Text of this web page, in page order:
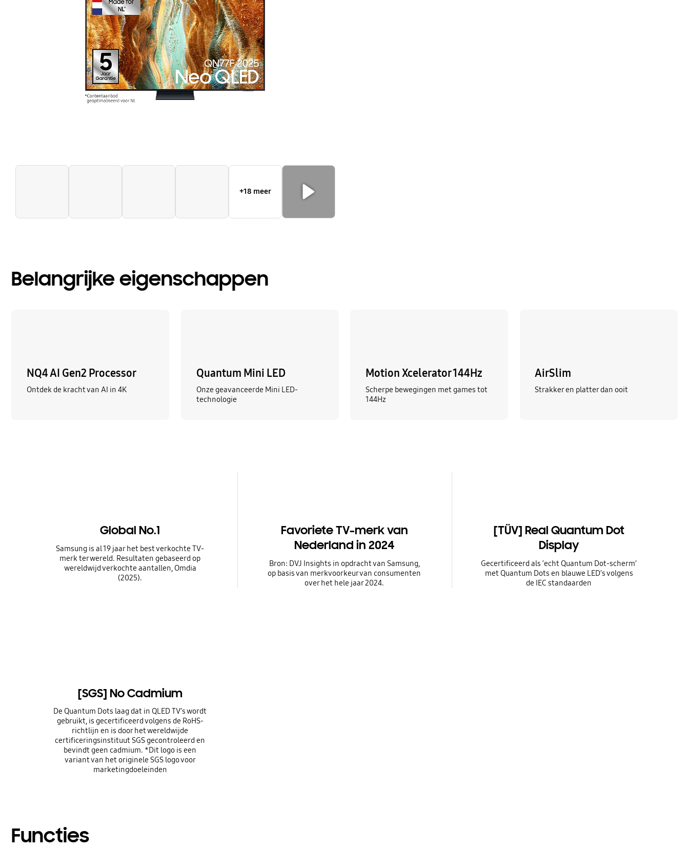
+18 meer
Belangrijke eigenschappen
NQ4 AI Gen2 Processor
Ontdek de kracht van AI in 4K
Quantum Mini LED
Onze geavanceerde Mini LED-
technologie
Motion Xcelerator 144Hz
Scherpe bewegingen met games tot
144Hz
AirSlim
Strakker en platter dan ooit
Global No.1
Samsung is al 19 jaar het best verkochte TV-
merk ter wereld. Resultaten gebaseerd op
wereldwijd verkochte aantallen, Omdia
(2025).
Favoriete TV-merk van
Nederland in 2024
Bron: DVJ Insights in opdracht van Samsung,
op basis van merkvoorkeur van consumenten
over het hele jaar 2024.
[TÜV] Real Quantum Dot
Display
Gecertificeerd als ‘echt Quantum Dot-scherm’
met Quantum Dots en blauwe LED’s volgens
de IEC standaarden
[SGS] No Cadmium
De Quantum Dots laag dat in QLED TV’s wordt
gebruikt, is gecertificeerd volgens de RoHS-
richtlijn en is door het wereldwijde
certificeringsinstituut SGS gecontroleerd en
bevindt geen cadmium. *Dit logo is een
variant van het originele SGS logo voor
marketingdoeleinden
Functies